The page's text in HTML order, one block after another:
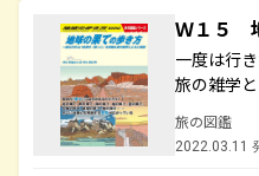
Ｗ１５
一度は行
旅の雑学
旅の図鑑
2022.03.11